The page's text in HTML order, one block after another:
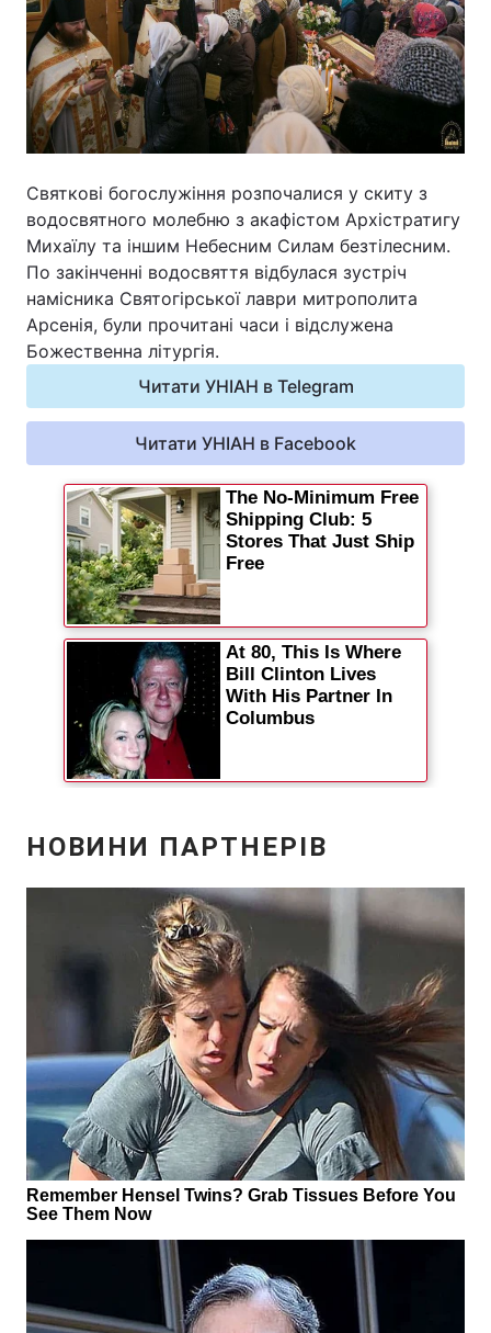
Святкові богослужіння розпочалися у скиту з
водосвятного молебню з акафістом Архістратигу
Михаїлу та іншим Небесним Силам безтілесним.
По закінченні водосвяття відбулася зустріч
намісника Святогірської лаври митрополита
Арсенія, були прочитані часи і відслужена
Божественна літургія.
Читати УНІАН в Telegram
Читати УНІАН в Facebook